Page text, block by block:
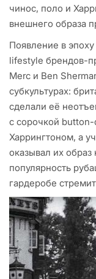
чинос, поло и
внешнего образа
Появление в
lifestyle брендов-
Merc и Ben
субкультурах:
сделали её
с сорочкой
Харрингтоном, а
оказывал их
популярность
гардеробе